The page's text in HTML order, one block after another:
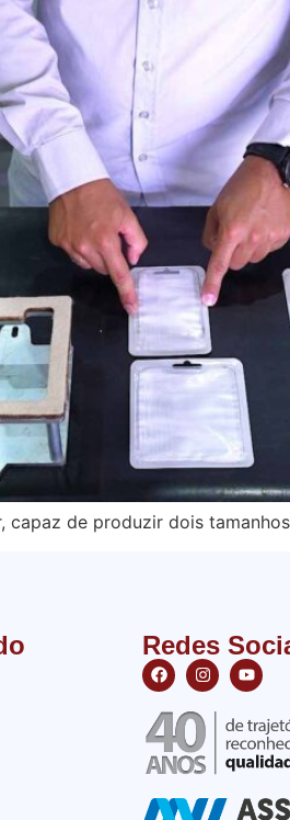
capaz de produzir dois
Redes